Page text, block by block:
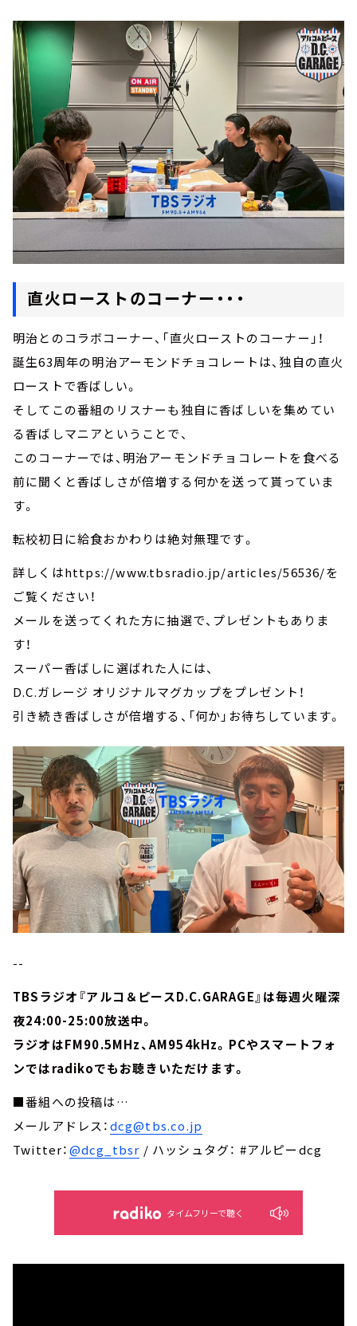
直火ローストのコーナー・・・
明治とのコラボコーナー、「直火ローストのコーナー」！
誕生63周年の明治アーモンドチョコレートは、独自の直火
ローストで香ばしい。
そしてこの番組のリスナーも独自に香ばしいを集めてい
る香ばしマニアということで、
このコーナーでは、明治アーモンドチョコレートを食べる
前に聞くと香ばしさが倍増する何かを送って貰っていま
す。
転校初日に給食おかわりは絶対無理です。
詳しくはhttps://www.tbsradio.jp/articles/56536/を
ご覧ください！
メールを送ってくれた方に抽選で、プレゼントもありま
す！
スーパー香ばしに選ばれた人には、
D.C.ガレージ オリジナルマグカップをプレゼント！
引き続き香ばしさが倍増する、「何か」お待ちしています。
--
TBSラジオ『アルコ＆ピースD.C.GARAGE』は毎週火曜深
夜24:00-25:00放送中。
ラジオはFM90.5MHz、AM954kHz。PCやスマートフォ
ンではradikoでもお聴きいただけます。
■番組への投稿は…
メールアドレス：dcg@tbs.co.jp
Twitter：@dcg_tbsr / ハッシュタグ： #アルピーdcg
タイムフリーで聴く